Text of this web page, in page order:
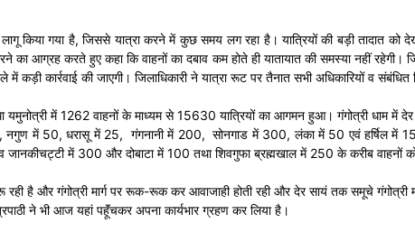
किया गया है, जिससे यात्रा करने में कुछ समय लग रहा है। यात्रियों की बड़ी तादात
आग्रह करते हुए कहा कि वाहनों का दबाव कम होते ही यातायात की समस्या नहीं रहेगी।
कड़ी कार्रवाई की जाएगी। जिलाधिकारी ने यात्रा रूट पर तैनात सभी अधिकारियों व
में 1262 वाहनों के माध्यम से 15630 यात्रियों का आगमन हुआ। गंगोत्री धाम में
नगुण में 50, धरासू में 25, गंगनानी में 200, सोनगाड में 300, लंका में 50 एवं हर्षिल में
जानकीचट्टी में 300 और दोबाटा में 100 तथा शिवगुफा ब्रह्मखाल में 250 के करीब वाहनों
है और गंगोत्री मार्ग पर रूक-रूक कर आवाजाही होती रही और देर सायं तक समूचे गंगोत्री
ने भी आज यहां पहॅूंचकर अपना कार्यभार ग्रहण कर लिया है।